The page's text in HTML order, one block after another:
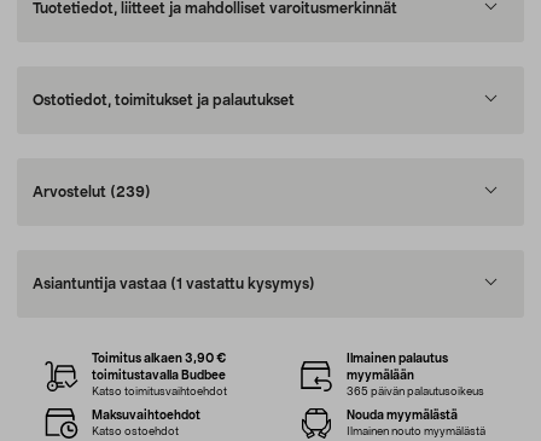
Tuotetiedot, liitteet ja mahdolliset varoitusmerkinnät
Ostotiedot, toimitukset ja palautukset
Arvostelut (239)
Asiantuntija vastaa (1 vastattu kysymys)
Toimitus alkaen 3,90 €
toimitustavalla Budbee
Katso toimitusvaihtoehdot
Ilmainen palautus
myymälään
365 päivän palautusoikeus
Maksuvaihtoehdot
Katso ostoehdot
Nouda myymälästä
Ilmainen nouto myymälästä